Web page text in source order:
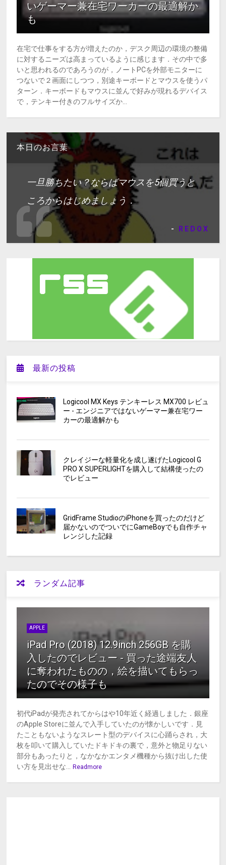
いゲーマー兼在宅ワーカーの最適解か
も
在宅で仕事をする方が増えたのか，デスク周辺の環境の整備
に対するニーズは高まっているように感じます．その中で多
いと思われるのであろうのが，ノートPCを外部モニターに
つないで２画面にしつつ，別途キーボードとマウスを使うパ
ターン．キーボードもマウスに並んで好みが現れるデバイス
で，テンキー付きのフルサイズか...
本日のお言葉
一旦勝ちたい？ならばマウスを5個買うと
ころからはじめましょう．
- REDOX
最新の投稿
Logicool MX Keys テンキーレス MX700 レビュ
ー - エンジニアではないゲーマー兼在宅ワー
カーの最適解かも
クレイジーな軽量化を成し遂げたLogicool G
PRO X SUPERLIGHTを購入して結構使ったの
でレビュー
GridFrame StudioのiPhoneを買ったのだけど
届かないのでついでにGameBoyでも自作チャ
レンジした記録
ランダム記事
APPLE
iPad Pro (2018) 12.9inch 256GB を購
入したのでレビュー - 買った途端友人
に奪われたものの，絵を描いてもらっ
たのでその様子も
初代iPadが発売されてからはや10年近く経過しました．銀座
のApple Storeに並んで入手していたのが懐かしいです．見
たこともないようなスレート型のデバイスに心踊らされ，大
枚を叩いて購入していたドキドキの裏で，意外と物足りない
部分もあったりと，なかなかエンタメ機種から抜け出した使
い方を見出せな...
Readmore